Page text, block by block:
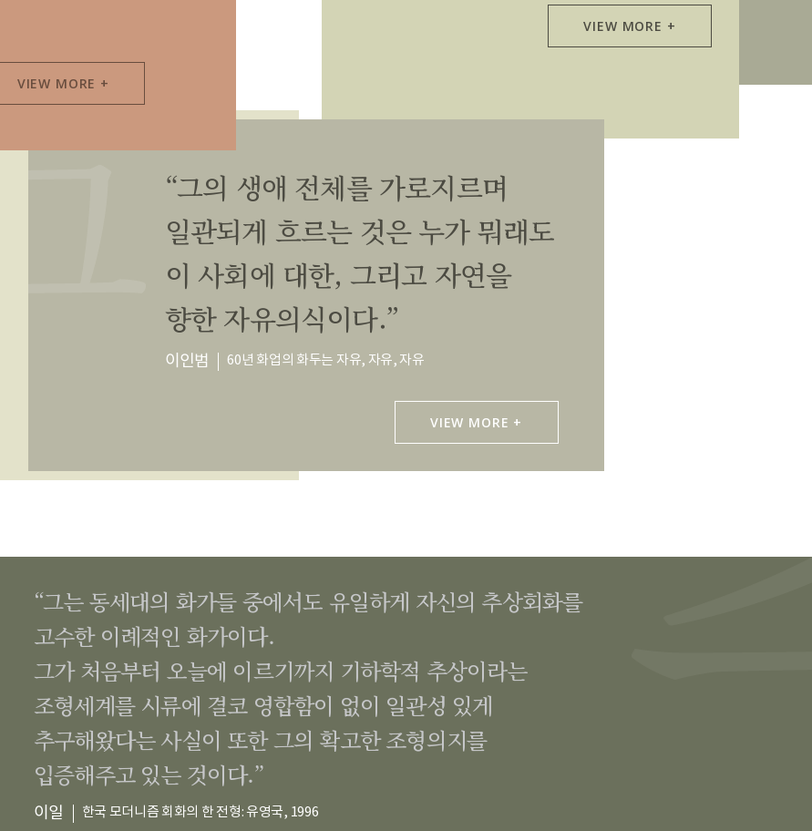
VIEW MORE +
VIEW MORE +
“그의 생애 전체를 가로지르며
일관되게 흐르는 것은 누가 뭐래도
이 사회에 대한, 그리고 자연을
향한 자유의식이다.”
이인범 60년 화업의 화두는 자유, 자유, 자유
VIEW MORE +
“그는 동세대의 화가들 중에서도 유일하게 자신의 추상회화를
고수한 이례적인 화가이다.
그가 처음부터 오늘에 이르기까지 기하학적 추상이라는
조형세계를 시류에 결코 영합함이 없이 일관성 있게
추구해왔다는 사실이 또한 그의 확고한 조형의지를
입증해주고 있는 것이다.”
이일 한국 모더니즘 회화의 한 전형: 유영국, 1996